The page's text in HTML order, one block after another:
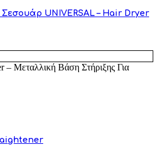
UNIVERSAL – Hair Dryer
Μεταλλική Βάση Στήριξης Για